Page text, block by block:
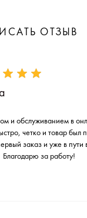
ОТЗЫВ
и обслуживанием в
четко и товар был
заказ и уже в пути
Благодарю за работу!